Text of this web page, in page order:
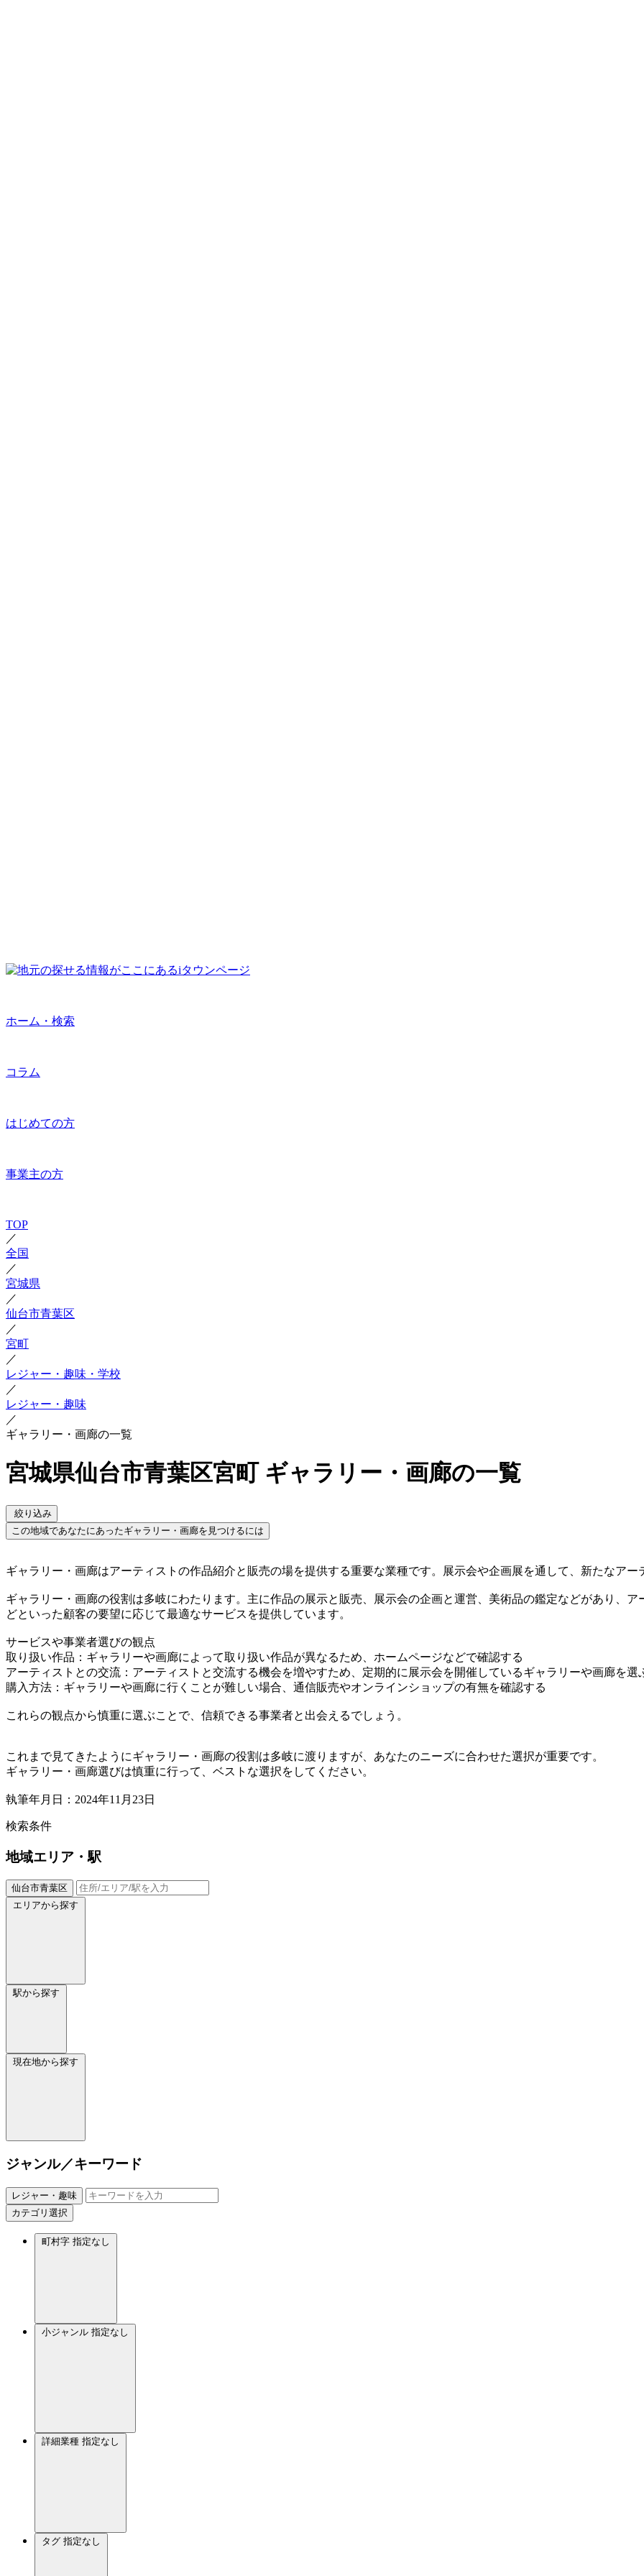
ホーム・検索
コラム
はじめての方
事業主の方
TOP
／
全国
／
宮城県
／
仙台市青葉区
／
宮町
／
レジャー・趣味・学校
／
レジャー・趣味
／
ギャラリー・画廊の一覧
宮城県仙台市青葉区宮町 ギャラリー・画廊の一覧
絞り込み
この地域であなたにあったギャラリー・画廊を見つけるには
ギャラリー・画廊はアーティストの作品紹介と販売の場を提供する重要な業種です。展示会や企画展を通して、新たなア
ギャラリー・画廊の役割は多岐にわたります。主に作品の展示と販売、展示会の企画と運営、美術品の鑑定などがあり、
どといった顧客の要望に応じて最適なサービスを提供しています。
サービスや事業者選びの観点
取り扱い作品：ギャラリーや画廊によって取り扱い作品が異なるため、ホームページなどで確認する
アーティストとの交流：アーティストと交流する機会を増やすため、定期的に展示会を開催しているギャラリーや画廊を選
購入方法：ギャラリーや画廊に行くことが難しい場合、通信販売やオンラインショップの有無を確認する
これらの観点から慎重に選ぶことで、信頼できる事業者と出会えるでしょう。
これまで見てきたようにギャラリー・画廊の役割は多岐に渡りますが、あなたのニーズに合わせた選択が重要です。
ギャラリー・画廊選びは慎重に行って、ベストな選択をしてください。
執筆年月日：2024年11月23日
検索条件
地域エリア・駅
仙台市青葉区
エリアから探す
駅から探す
現在地から探す
ジャンル／キーワード
レジャー・趣味
カテゴリ選択
町村字 指定なし
小ジャンル 指定なし
詳細業種 指定なし
タグ 指定なし